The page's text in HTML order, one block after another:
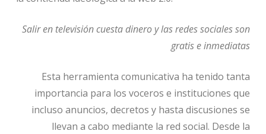
Salir en televisión cuesta dinero y las redes sociales son
gratis e inmediatas
Esta herramienta comunicativa ha tenido tanta
importancia para los voceros e instituciones que
incluso anuncios, decretos y hasta discusiones se
llevan a cabo mediante la red social. Desde la